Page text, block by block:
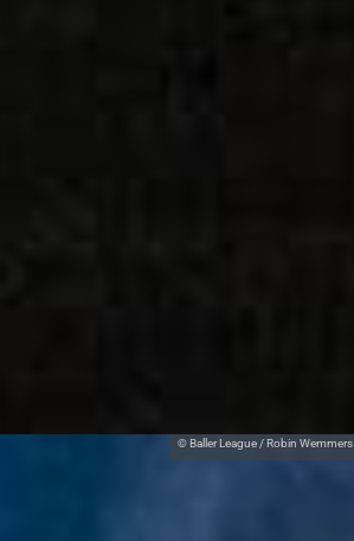
© Baller League / Robin Wemmers